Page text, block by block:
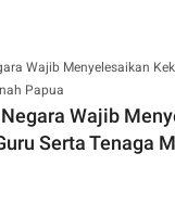
Wajib
Serta Tenaga